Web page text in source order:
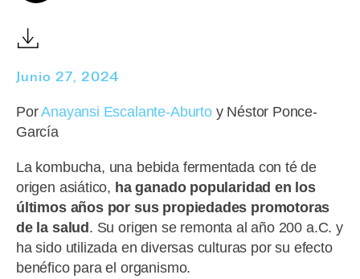
Junio 27, 2024
PorAnayansi Escalante-Aburtoy Néstor Ponce-
García
La kombucha, una bebida fermentada con té de
origen asiático, ha ganado popularidad en los
últimos años por sus propiedades promotoras
de la salud . Su origen se remonta al año 200 a.C. y
ha sido utilizada en diversas culturas por su efecto
benéfico para el organismo.